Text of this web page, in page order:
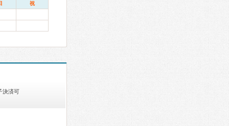
祝
決済可